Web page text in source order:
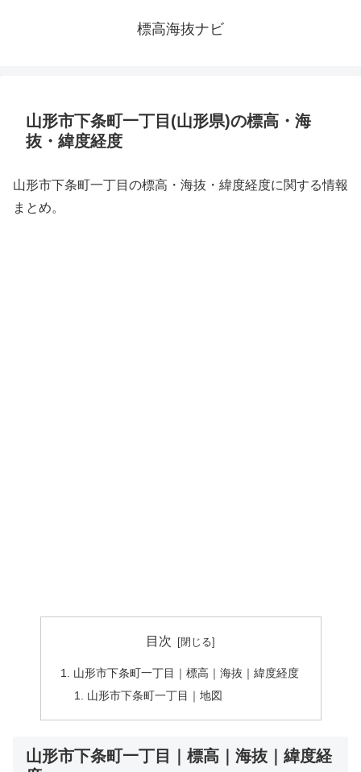
標高海抜ナビ
山形市下条町一丁目(山形県)の標高・海
抜・緯度経度
山形市下条町一丁目の標高・海抜・緯度経度に関する情報
まとめ。
目次
山形市下条町一丁目｜標高｜海抜｜緯度経度
山形市下条町一丁目｜地図
山形市下条町一丁目｜標高｜海抜｜緯度経